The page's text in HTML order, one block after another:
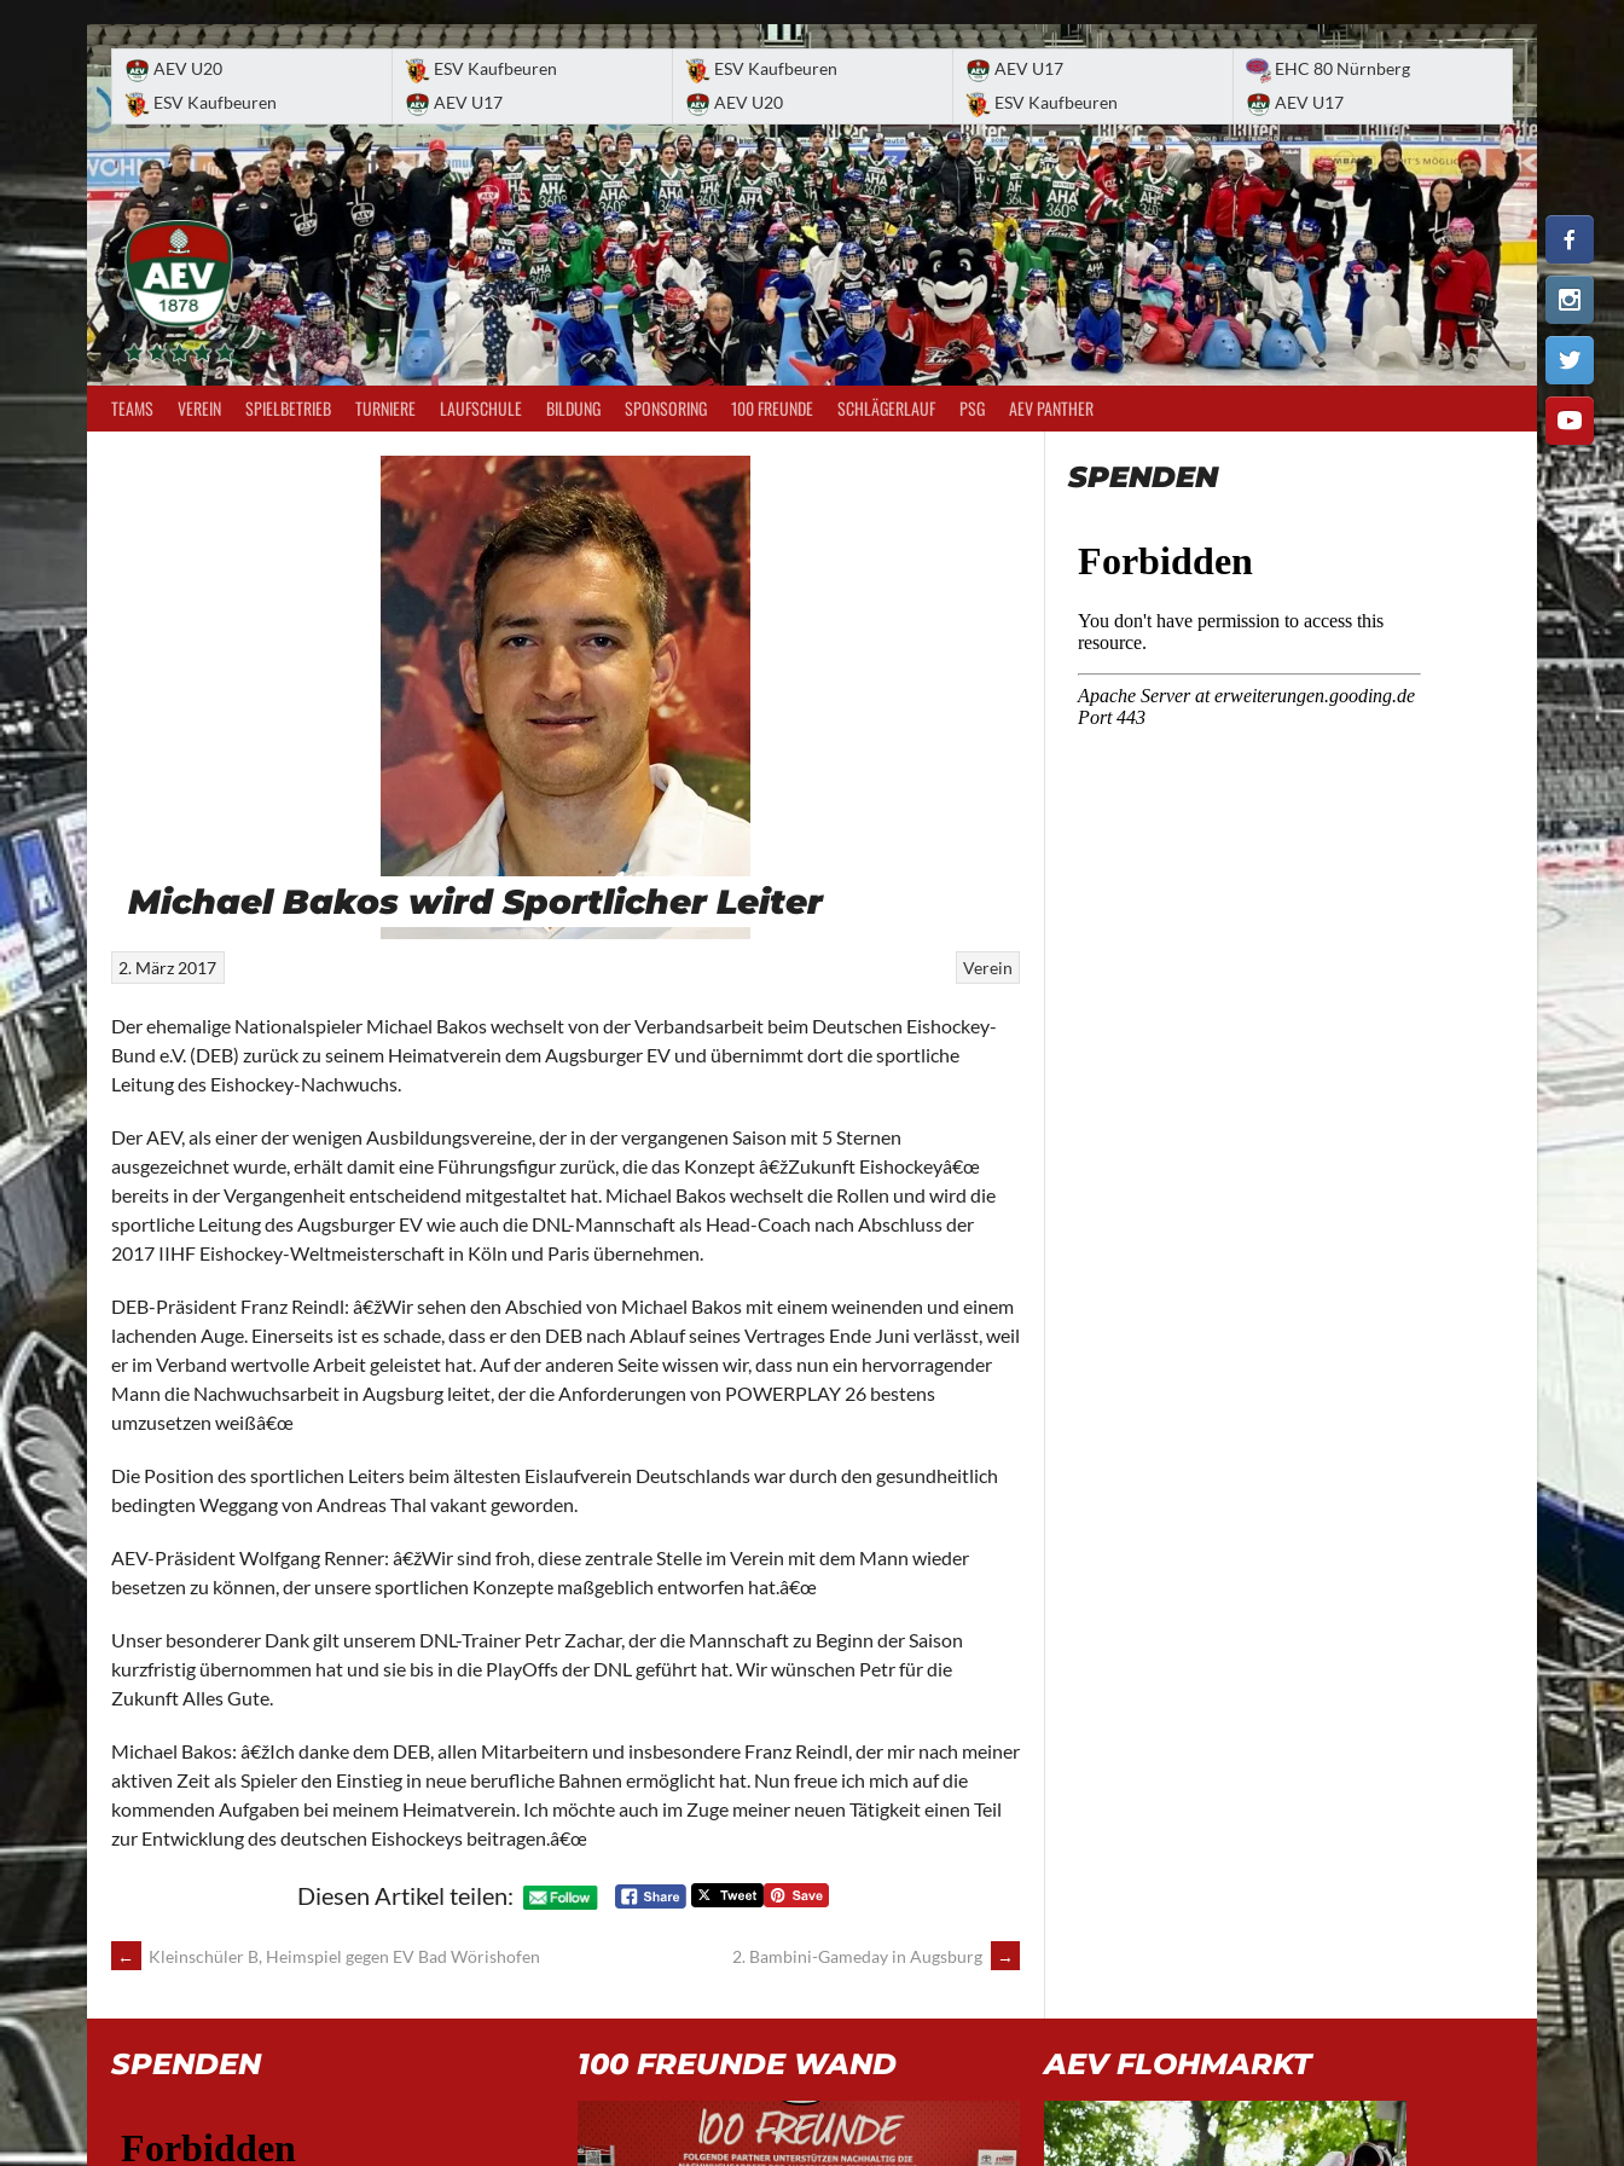
AEV U20
ESV Kaufbeuren
ESV Kaufbeuren
AEV U17
ESV Kaufbeuren
AEV U20
AEV U17
ESV Kaufbeuren
EHC 80 Nürnberg
AEV U17
TEAMS VEREIN SPIELBETRIEB TURNIERE LAUFSCHULE BILDUNG SPONSORING 100 FREUNDE SCHLÄGERLAUF PSG AEV PANTHER
Michael Bakos wird Sportlicher Leiter
Verein
2. März 2017
Der ehemalige Nationalspieler Michael Bakos wechselt von der Verbandsarbeit beim Deutschen Eishockey-
Bund e.V. (DEB) zurück zu seinem Heimatverein dem Augsburger EV und übernimmt dort die sportliche
Leitung des Eishockey-Nachwuchs.
Der AEV, als einer der wenigen Ausbildungsvereine, der in der vergangenen Saison mit 5 Sternen
ausgezeichnet wurde, erhält damit eine Führungsfigur zurück, die das Konzept â€žZukunft Eishockeyâ€œ
bereits in der Vergangenheit entscheidend mitgestaltet hat. Michael Bakos wechselt die Rollen und wird die
sportliche Leitung des Augsburger EV wie auch die DNL-Mannschaft als Head-Coach nach Abschluss der
2017 IIHF Eishockey-Weltmeisterschaft in Köln und Paris übernehmen.
DEB-Präsident Franz Reindl: â€žWir sehen den Abschied von Michael Bakos mit einem weinenden und einem
lachenden Auge. Einerseits ist es schade, dass er den DEB nach Ablauf seines Vertrages Ende Juni verlässt, weil
er im Verband wertvolle Arbeit geleistet hat. Auf der anderen Seite wissen wir, dass nun ein hervorragender
Mann die Nachwuchsarbeit in Augsburg leitet, der die Anforderungen von POWERPLAY 26 bestens
umzusetzen weißâ€œ
Die Position des sportlichen Leiters beim ältesten Eislaufverein Deutschlands war durch den gesundheitlich
bedingten Weggang von Andreas Thal vakant geworden.
AEV-Präsident Wolfgang Renner: â€žWir sind froh, diese zentrale Stelle im Verein mit dem Mann wieder
besetzen zu können, der unsere sportlichen Konzepte maßgeblich entworfen hat.â€œ
Unser besonderer Dank gilt unserem DNL-Trainer Petr Zachar, der die Mannschaft zu Beginn der Saison
kurzfristig übernommen hat und sie bis in die PlayOffs der DNL geführt hat. Wir wünschen Petr für die
Zukunft Alles Gute.
Michael Bakos: â€žIch danke dem DEB, allen Mitarbeitern und insbesondere Franz Reindl, der mir nach meiner
aktiven Zeit als Spieler den Einstieg in neue berufliche Bahnen ermöglicht hat. Nun freue ich mich auf die
kommenden Aufgaben bei meinem Heimatverein. Ich möchte auch im Zuge meiner neuen Tätigkeit einen Teil
zur Entwicklung des deutschen Eishockeys beitragen.â€œ
Diesen Artikel teilen:
POST
NAVIGATION
← Kleinschüler B, Heimspiel gegen EV Bad Wörishofen 2. Bambini-Gameday in Augsburg →
SPENDEN
SPENDEN 100 FREUNDE WAND AEV FLOHMARKT